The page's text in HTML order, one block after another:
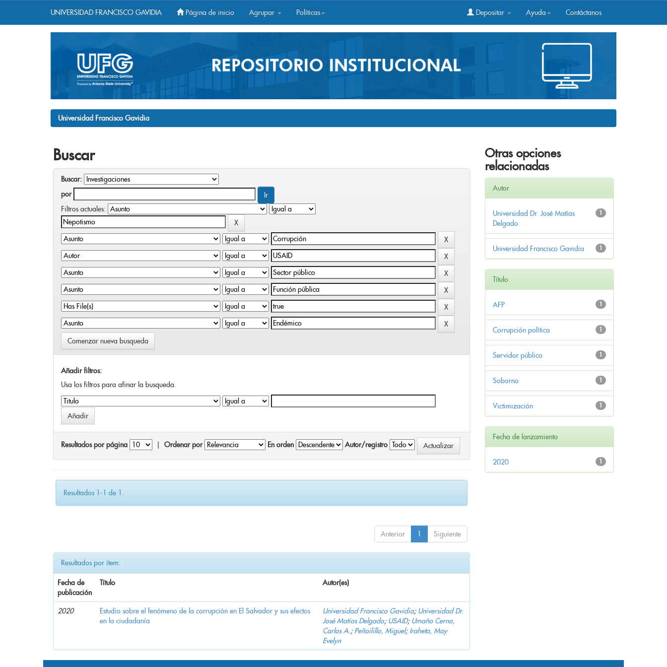
UNIVERSIDAD FRANCISCO GAVIDIA Página de inicio Agrupar Políticas Depositar Ayuda Contáctanos
Universidad Francisco Gavidia
Buscar
Buscar:
por
Filtros actuales:
Comenzar nueva busqueda
Añadir filtros:
Usa los filtros para afinar la busqueda.
Resultados por página Ordenar por En orden Autor/registro
Resultados 1-1 de 1.
Anterior 1 Siguiente
Resultados por ítem:
Fecha de
publicación
Título Autor(es)
2020
Estudio sobre el fenómeno de la corrupción en El Salvador y sus efectos
en la ciudadanía
Universidad Francisco Gavidia; Universidad Dr.
José Matías Delgado; USAID; Umaña Cerna,
Carlos A.; Peñailillo, Miguel; Iraheta, May
Evelyn
Otras opciones
relacionadas
Autor
1
Universidad Dr. José Matías
Delgado
1
Universidad Francisco Gavidia
Título
1
AFP
1
Corrupción política
1
Servidor público
1
Soborno
1
Victimización
Fecha de lanzamiento
1
2020